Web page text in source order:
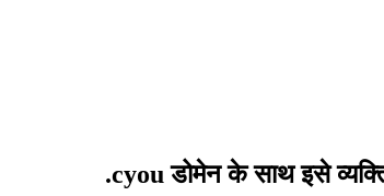
.cyou डोमेन के साथ इसे